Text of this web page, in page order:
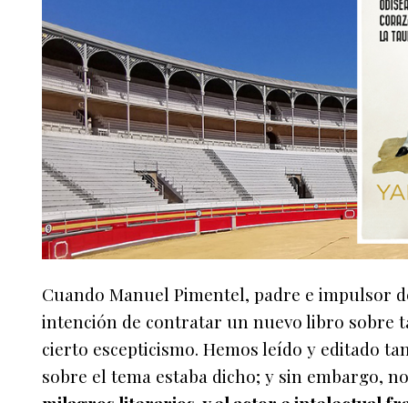
Cuando Manuel Pimentel, padre e impulsor
intención de contratar un nuevo libro sobre
cierto escepticismo. Hemos leído y editado
sobre el tema estaba dicho; y sin embargo,